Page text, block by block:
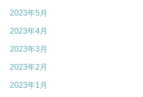
2023年5月
2023年4月
2023年3月
2023年2月
2023年1月